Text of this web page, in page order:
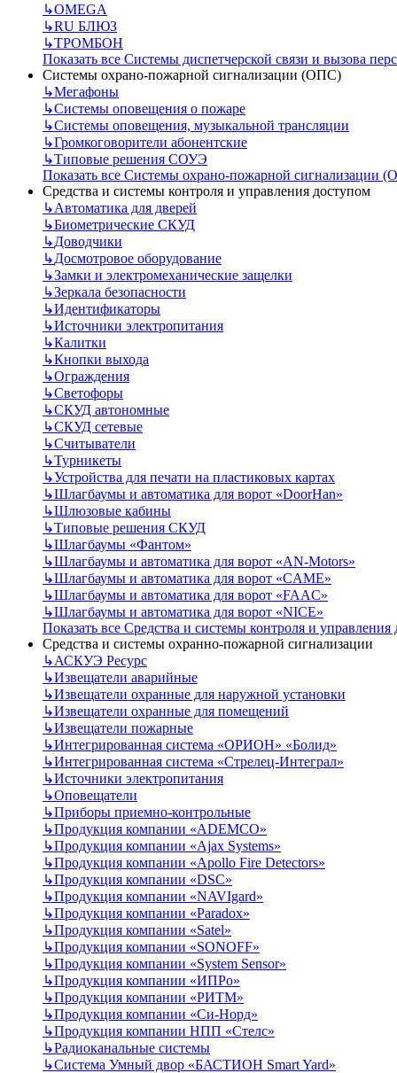
↳OMEGA
↳RU БЛЮЗ
↳ТРОМБОН
Показать все Системы диспетчерской связи и вызова
Системы охрано-пожарной сигнализации (ОПС)
↳Мегафоны
↳Системы оповещения о пожаре
↳Системы оповещения, музыкальной трансляции
↳Громкоговорители абонентские
↳Типовые решения СОУЭ
Показать все Системы охрано-пожарной сигнализации
Средства и системы контроля и управления доступом
↳Автоматика для дверей
↳Биометрические СКУД
↳Доводчики
↳Досмотровое оборудование
↳Замки и электромеханические защелки
↳Зеркала безопасности
↳Идентификаторы
↳Источники электропитания
↳Калитки
↳Кнопки выхода
↳Ограждения
↳Светофоры
↳СКУД автономные
↳СКУД сетевые
↳Считыватели
↳Турникеты
↳Устройства для печати на пластиковых картах
↳Шлагбаумы и автоматика для ворот «DoorHan»
↳Шлюзовые кабины
↳Типовые решения СКУД
↳Шлагбаумы «Фантом»
↳Шлагбаумы и автоматика для ворот «AN-Motors»
↳Шлагбаумы и автоматика для ворот «CAME»
↳Шлагбаумы и автоматика для ворот «FAAC»
↳Шлагбаумы и автоматика для ворот «NICE»
Показать все Средства и системы контроля и управления
Средства и системы охранно-пожарной сигнализации
↳АСКУЭ Ресурс
↳Извещатели аварийные
↳Извещатели охранные для наружной установки
↳Извещатели охранные для помещений
↳Извещатели пожарные
↳Интегрированная система «ОРИОН» «Болид»
↳Интегрированная система «Стрелец-Интеграл»
↳Источники электропитания
↳Оповещатели
↳Приборы приемно-контрольные
↳Продукция компании «ADEMCO»
↳Продукция компании «Ajax Systems»
↳Продукция компании «Apollo Fire Detectors»
↳Продукция компании «DSC»
↳Продукция компании «NAVIgard»
↳Продукция компании «Paradox»
↳Продукция компании «Satel»
↳Продукция компании «SONOFF»
↳Продукция компании «System Sensor»
↳Продукция компании «ИПРо»
↳Продукция компании «РИТМ»
↳Продукция компании «Си-Норд»
↳Продукция компании НПП «Стелс»
↳Радиоканальные системы
↳Система Умный двор «БАСТИОН Smart Yard»